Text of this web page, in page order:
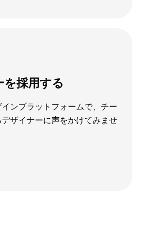
採用する
ンプラットフォームで、チー
ザイナーに声をかけてみませ